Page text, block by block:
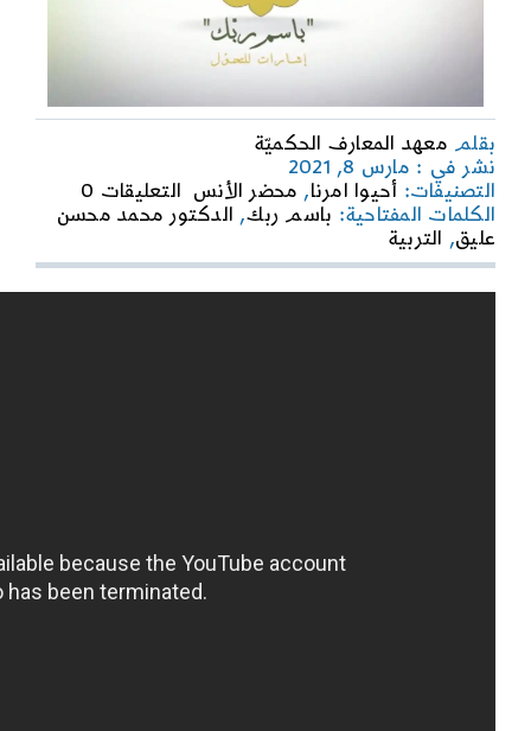
بقلم معهد المعارف الحكميّة
نشر في : مارس 8, 2021
التصنيفات: أحيوا امرنا, محضر الأنس التعليقات 0
on
باسم
–
الكلمات المفتاحية: باسم ربك, الدكتور محمد محسن
عليق, التربية